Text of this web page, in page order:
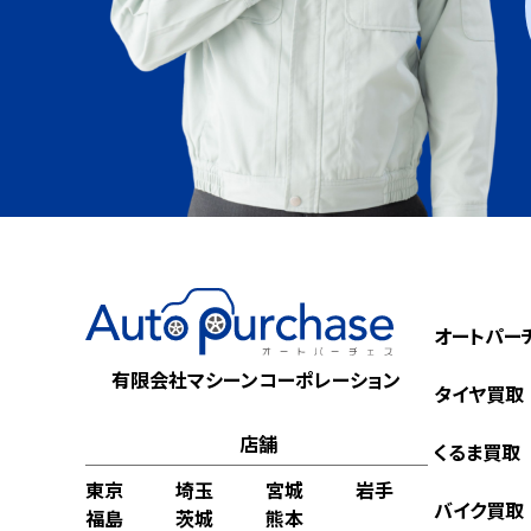
有限会社マシーンコーポレーション
店舗
東京
埼玉 宮城
岩手
福島
茨城 熊本
オートパ
タイヤ買取
くるま買取
バイク買取